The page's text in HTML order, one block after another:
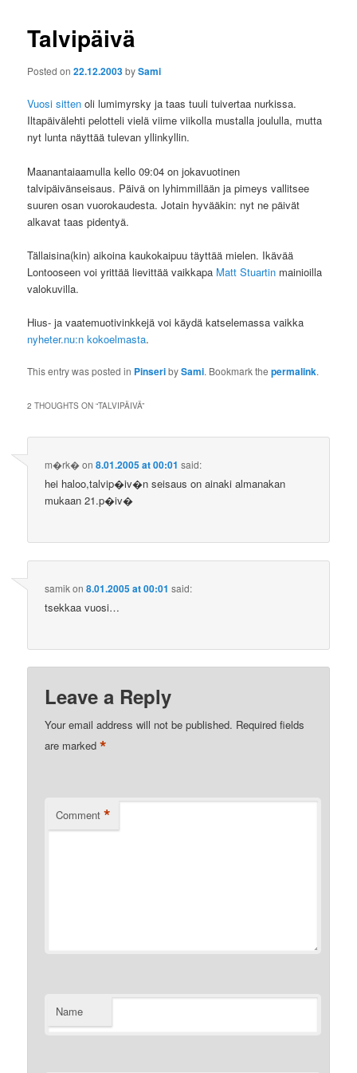
Talvipäivä
Posted on22.12.2003bySami
Vuosi sitten oli lumimyrsky ja taas tuuli tuivertaa nurkissa.
Iltapäivälehti pelotteli vielä viime viikolla mustalla joululla, mutta
nyt lunta näyttää tulevan yllinkyllin.
Maanantaiaamulla kello 09:04 on jokavuotinen
talvipäivänseisaus. Päivä on lyhimmillään ja pimeys vallitsee
suuren osan vuorokaudesta. Jotain hyvääkin: nyt ne päivät
alkavat taas pidentyä.
Tällaisina(kin) aikoina kaukokaipuu täyttää mielen. Ikävää
Lontooseen voi yrittää lievittää vaikkapa Matt Stuartin mainioilla
valokuvilla.
Hius- ja vaatemuotivinkkejä voi käydä katselemassa vaikka
nyheter.nu:n kokoelmasta.
This entry was posted in PinseribySami. Bookmark thepermalink.
2 THOUGHTS ON “TALVIPÄIVÄ”
m�rk�on8.01.2005 at 00:01 said:
hei haloo,talvip�iv�n seisaus on ainaki almanakan
mukaan 21.p�iv�
samikon8.01.2005 at 00:01 said:
tsekkaa vuosi…
Leave a Reply
Your email address will not be published. Required fields
are marked*
Comment *
Name